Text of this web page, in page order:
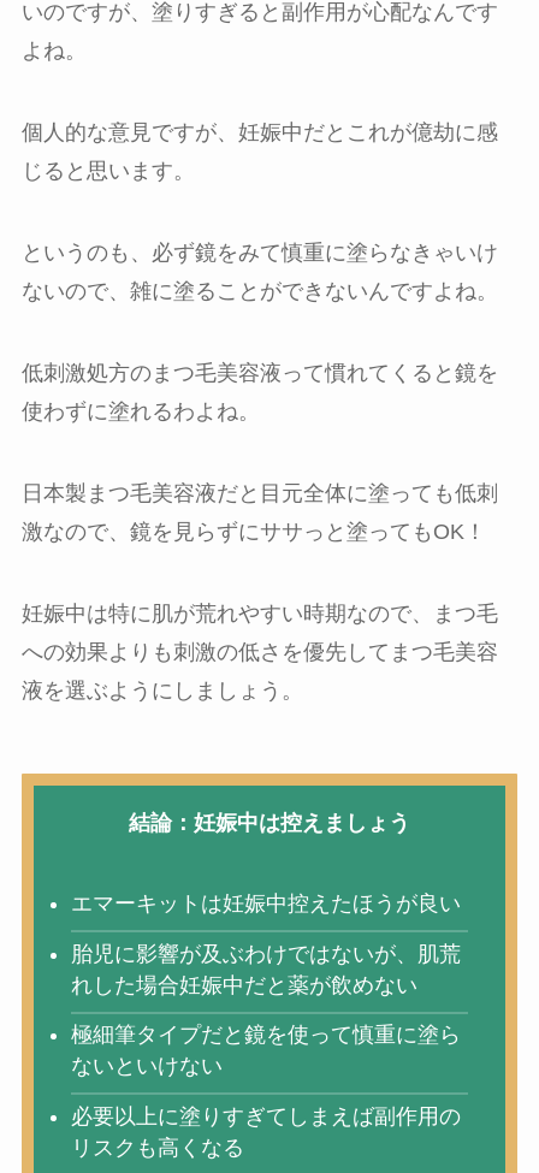
いのですが、塗りすぎると副作用が心配なんです
よね。
個人的な意見ですが、妊娠中だとこれが億劫に感
じると思います。
というのも、必ず鏡をみて慎重に塗らなきゃいけ
ないので、雑に塗ることができないんですよね。
低刺激処方のまつ毛美容液って慣れてくると鏡を
使わずに塗れるわよね。
日本製まつ毛美容液だと目元全体に塗っても低刺
激なので、鏡を見らずにササっと塗ってもOK！
妊娠中は特に肌が荒れやすい時期なので、まつ毛
への効果よりも刺激の低さを優先してまつ毛美容
液を選ぶようにしましょう。
結論：妊娠中は控えましょう
エマーキットは妊娠中控えたほうが良い
胎児に影響が及ぶわけではないが、肌荒
れした場合妊娠中だと薬が飲めない
極細筆タイプだと鏡を使って慎重に塗ら
ないといけない
必要以上に塗りすぎてしまえば副作用の
リスクも高くなる